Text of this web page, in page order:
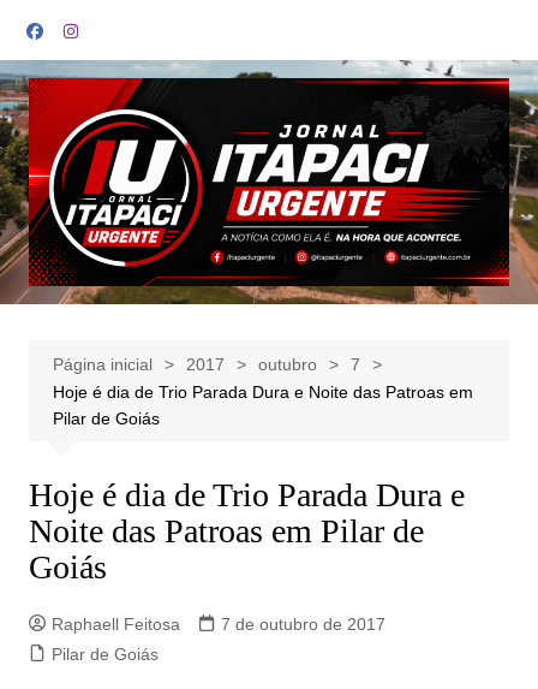
para
o
conteúdo
Página inicial 2017 outubro
7
Hoje é dia de Trio Parada Dura e Noite das Patroas em
Pilar de Goiás
Hoje é dia de Trio Parada Dura e
Noite das Patroas em Pilar de
Goiás
Raphaell Feitosa
7 de outubro de 2017
Pilar de Goiás